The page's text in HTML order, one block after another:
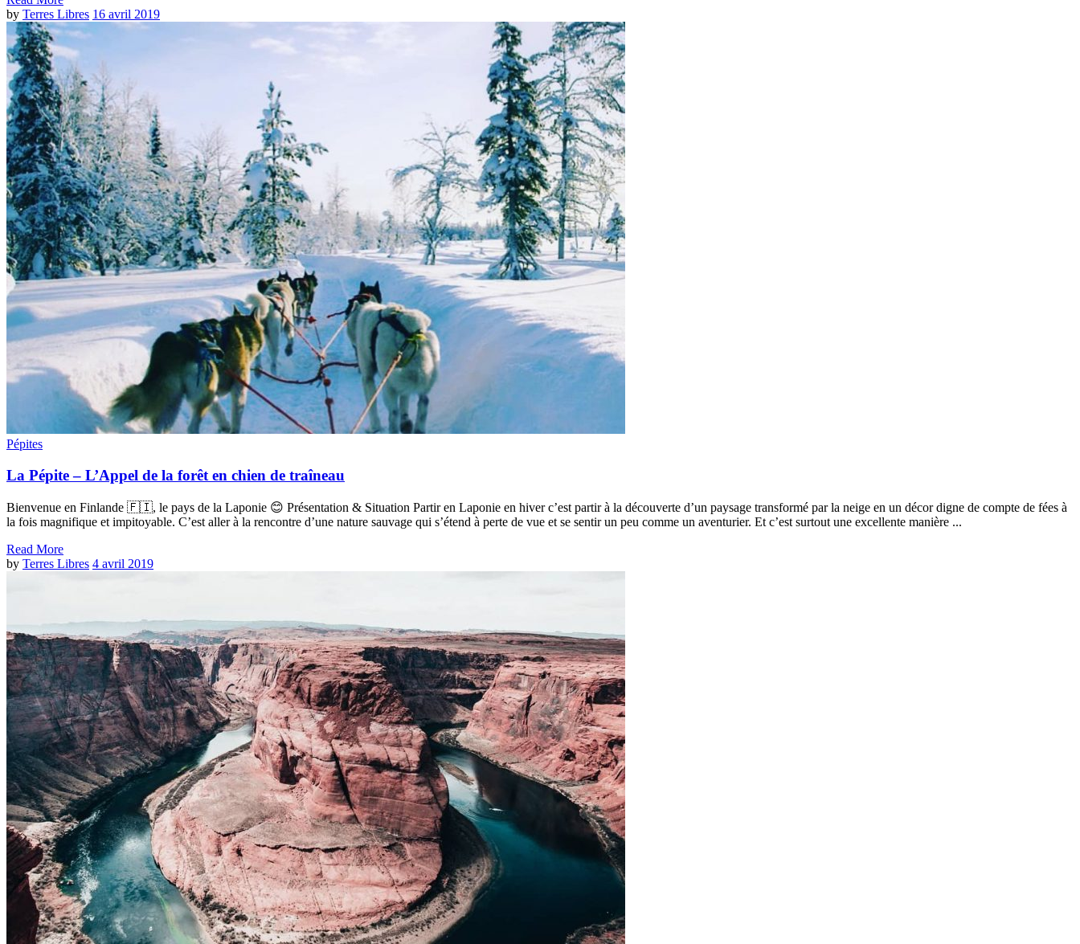
by Terres Libres 16 avril 2019
Pépites
La Pépite – L’Appel de la forêt en chien de traîneau
Bienvenue en Finlande 🇫🇮, le pays de la Laponie 😊 Présentation & Situation Partir en Laponie en hiver c’est partir à la découverte d’un paysage transformé par la neige en un décor digne de compte de fées à
la fois magnifique et impitoyable. C’est aller à la rencontre d’une nature sauvage qui s’étend à perte de vue et se sentir un peu comme un aventurier. Et c’est surtout une excellente manière ...
Read More
by Terres Libres 4 avril 2019